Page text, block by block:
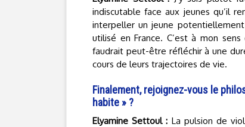
indiscutable face aux jeunes qu’il
interpeller un jeune
utilisé en France. C’est à mon
faudrait peut-être réfléchir à une
cours de leurs trajectoires de vie.
Finalement, rejoignez-vous le
habite » ?
Elyamine Settoul : La pulsion de